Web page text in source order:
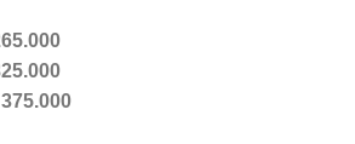
375.000